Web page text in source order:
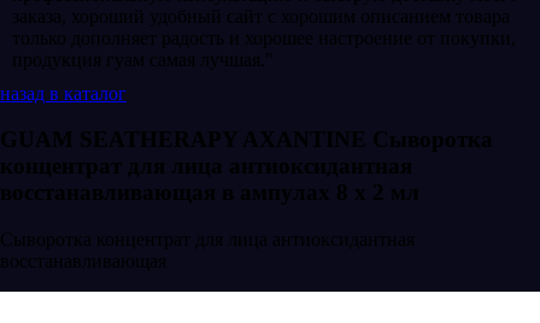
заказа, хороший удобный сайт с хорошим описанием товара
только дополняет радость и хорошее настроение от покупки,
продукция гуам самая лучшая."
назад в каталог
GUAM SEATHERAPY AXANTINE Сыворотка
концентрат для лица антиоксидантная
восстанавливающая в ампулах 8 х 2 мл
Сыворотка концентрат для лица антиоксидантная
восстанавливающая